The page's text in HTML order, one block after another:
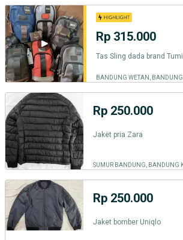
Rp 315.000
Tas Sling dada brand Tumi
Rp 250.000
Jaket pria Zara
Rp 250.000
Jaket bomber Uniqlo